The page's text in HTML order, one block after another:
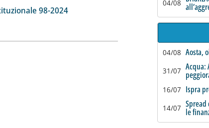
98-2024
04/08
04/08 Aosta,
31/07 Acqua:
16/07 Ispra
14/07 Spread
le